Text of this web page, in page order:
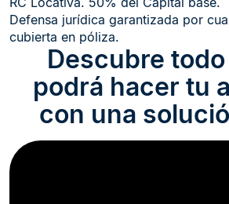
Defensa jurídica garantizada por
cubierta en póliza.
Descubre
podrá hacer tu
con una